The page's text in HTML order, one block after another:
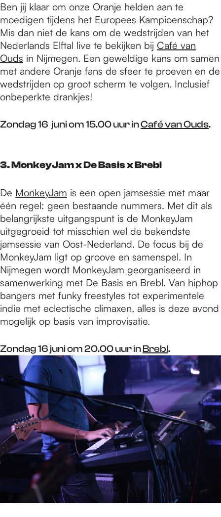
Ben jij klaar om onze Oranje helden aan te
moedigen tijdens het Europees Kampioenschap?
Mis dan niet de kans om de wedstrijden van het
Nederlands Elftal live te bekijken bij Café van
Ouds in Nijmegen. Een geweldige kans om samen
met andere Oranje fans de sfeer te proeven en de
wedstrijden op groot scherm te volgen. Inclusief
onbeperkte drankjes!
Zondag 16 juni om 15.00 uur inCafé van Ouds.
3. MonkeyJam x De Basis x Brebl
De MonkeyJam is een open jamsessie met maar
één regel: geen bestaande nummers. Met dit als
belangrijkste uitgangspunt is de MonkeyJam
uitgegroeid tot misschien wel de bekendste
jamsessie van Oost-Nederland. De focus bij de
MonkeyJam ligt op groove en samenspel. In
Nijmegen wordt MonkeyJam georganiseerd in
samenwerking met De Basis en Brebl. Van hiphop
bangers met funky freestyles tot experimentele
indie met eclectische climaxen, alles is deze avond
mogelijk op basis van improvisatie.
Zondag 16 juni om 20.00 uur inBrebl.